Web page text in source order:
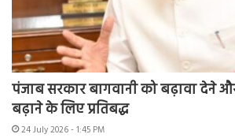
पंजाब सरकार बागवानी को बढ़ावा देने
बढ़ाने के लिए प्रतिबद्ध
24 July 2026 - 1:45 PM